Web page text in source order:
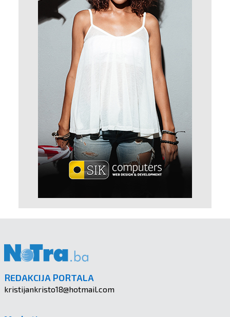
REDAKCIJA PORTALA
kristijankristo18@hotmail.com